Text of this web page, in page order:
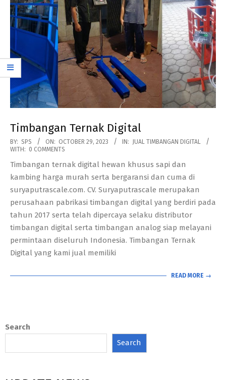
Timbangan Ternak Digital
2023-
10-
29
BY: SPS ON: OCTOBER 29, 2023 IN: JUAL TIMBANGAN DIGITAL
WITH: 0 COMMENTS
Timbangan ternak digital hewan khusus sapi dan
kambing harga murah serta bergaransi dan cuma di
suryaputrascale.com. CV. Suryaputrascale merupakan
perusahaan pabrikasi timbangan digital yang berdiri pada
tahun 2017 serta telah dipercaya selaku distributor
timbangan digital serta timbangan analog siap melayani
permintaan diseluruh Indonesia. Timbangan Ternak
Digital yang kami jual memiliki
READ MORE →
Search
Search